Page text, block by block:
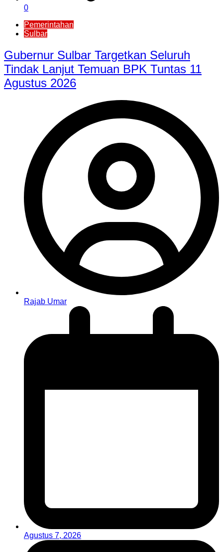
0
Pemerintahan
Sulbar
Gubernur Sulbar Targetkan Seluruh
Tindak Lanjut Temuan BPK Tuntas 11
Agustus 2026
Rajab Umar
Agustus 7, 2026